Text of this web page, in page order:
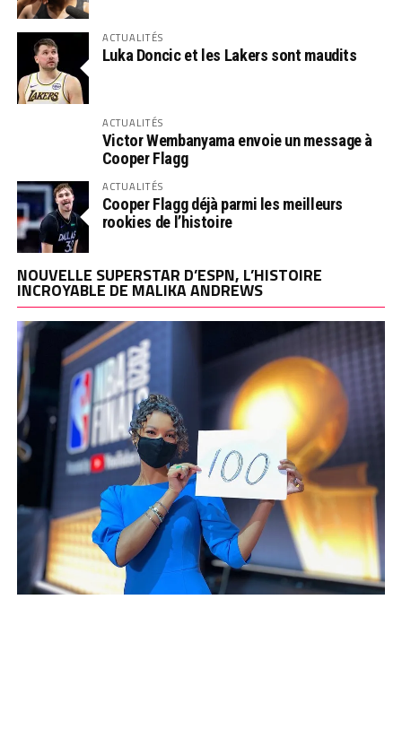
ACTUALITÉS
Luka Doncic et les Lakers sont maudits
ACTUALITÉS
Victor Wembanyama envoie un message à
Cooper Flagg
ACTUALITÉS
Cooper Flagg déjà parmi les meilleurs
rookies de l’histoire
NOUVELLE SUPERSTAR D’ESPN, L’HISTOIRE
INCROYABLE DE MALIKA ANDREWS